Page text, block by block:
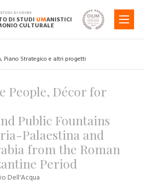
DI UDINE
DI STUDI UMANISTICI
CULTURALE
MENU
Piano Strategico e altri progetti
People, Décor for
Public Fountains
Palaestina and
from the Roman
Period
Dell'Acqua